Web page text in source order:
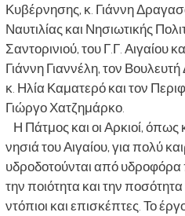
Κυβέρνησης, κ. Γιάννη
Ναυτιλίας και Νησιωτικής
Σαντορινιού, του Γ.Γ. Αιγαίου
Γιάννη Γιαννέλη, τον
κ. Ηλία Καματερό και τον
Γιώργο Χατζημάρκο.
Η Πάτμος και οι Αρκιοί,
νησιά του Αιγαίου, για πολύ
υδροδοτούνται από υδροφόρα
την ποιότητα και την
ντόπιοι και επισκέπτες. Το